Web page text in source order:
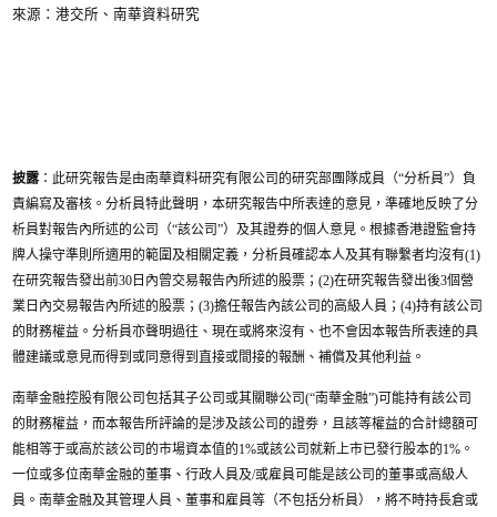
來源：港交所、南華資料研究
披露：此研究報告是由南華資料研究有限公司的研究部團隊成員（“分析員”）負
責編寫及審核。分析員特此聲明，本研究報告中所表達的意見，準確地反映了分
析員對報告內所述的公司（“該公司”）及其證券的個人意見。根據香港證監會持
牌人操守準則所適用的範圍及相關定義，分析員確認本人及其有聯繫者均沒有(1)
在研究報告發出前30日內曾交易報告內所述的股票；(2)在研究報告發出後3個營
業日內交易報告內所述的股票；(3)擔任報告內該公司的高級人員；(4)持有該公司
的財務權益。分析員亦聲明過往、現在或將來沒有、也不會因本報告所表達的具
體建議或意見而得到或同意得到直接或間接的報酬、補償及其他利益。
南華金融控股有限公司包括其子公司或其關聯公司(“南華金融”)可能持有該公司
的財務權益，而本報告所評論的是涉及該公司的證劵，且該等權益的合計總額可
能相等于或高於該公司的市場資本值的1%或該公司就新上市已發行股本的1%。
一位或多位南華金融的董事、行政人員及/或雇員可能是該公司的董事或高級人
員。南華金融及其管理人員、董事和雇員等（不包括分析員），將不時持長倉或